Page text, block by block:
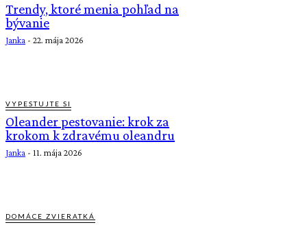
Trendy, ktoré menia pohľad na
bývanie
Janka - 22. mája 2026
VYPESTUJTE SI
Oleander pestovanie: krok za
krokom k zdravému oleandru
Janka - 11. mája 2026
DOMÁCE ZVIERATKÁ